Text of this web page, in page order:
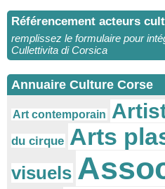
Référencement acteurs
remplissez le formulaire pour
Cullettivita di Corsica
Annuaire Culture Corse
Art contemporain
du cirque Arts
visuels